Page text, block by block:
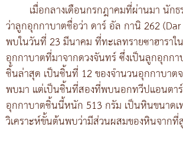
เมื่อกลางเดือนกรกฎาคมที่ผ่านมา นัก
ว่าลูกอุกกาบาตชื่อว่า ดาร์ อัล กานิ 262
พบในวันที่ 23 มีนาคม ที่ทะเลทรายซาฮาราใ
อุกกาบาตที่มาจากดวงจันทร์ ซึ่งเป็นลูกอุกก
ชิ้นล่าสุด เป็นชิ้นที่ 12 ของจำนวนอุกกาบาต
พบมา แต่เป็นชิ้นที่สองที่พบนอกทวีปแอนตา
อุกกาบาตชิ้นนี้หนัก 513 กรัม เป็นหินขนาดเ
วิเคราะห์ขั้นต้นพบว่ามีส่วนผสมของหินจาก